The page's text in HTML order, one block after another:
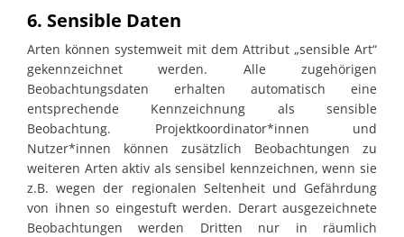
6. Sensible Daten
Arten können systemweit mit dem Attribut „sensible Art“
gekennzeichnet werden. Alle zugehörigen
Beobachtungsdaten erhalten automatisch eine
entsprechende Kennzeichnung als sensible
Beobachtung. Projektkoordinator*innen und
Nutzer*innen können zusätzlich Beobachtungen zu
weiteren Arten aktiv als sensibel kennzeichnen, wenn sie
z.B. wegen der regionalen Seltenheit und Gefährdung
von ihnen so eingestuft werden. Derart ausgezeichnete
Beobachtungen werden Dritten nur in räumlich